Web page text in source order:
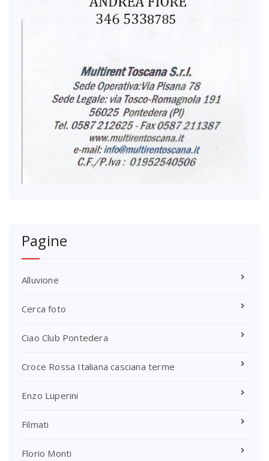
Pagine
Alluvione
Cerca foto
Ciao Club Pontedera
Croce Rossa Italiana casciana terme
Enzo Luperini
Filmati
Florio Monti